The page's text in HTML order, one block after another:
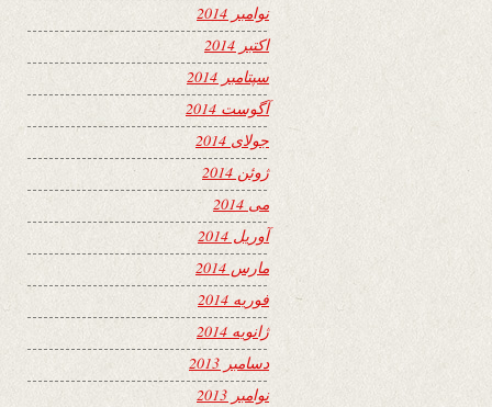
نوامبر 2014
اکتبر 2014
سپتامبر 2014
آگوست 2014
جولای 2014
ژوئن 2014
می 2014
آوریل 2014
مارس 2014
فوریه 2014
ژانویه 2014
دسامبر 2013
نوامبر 2013